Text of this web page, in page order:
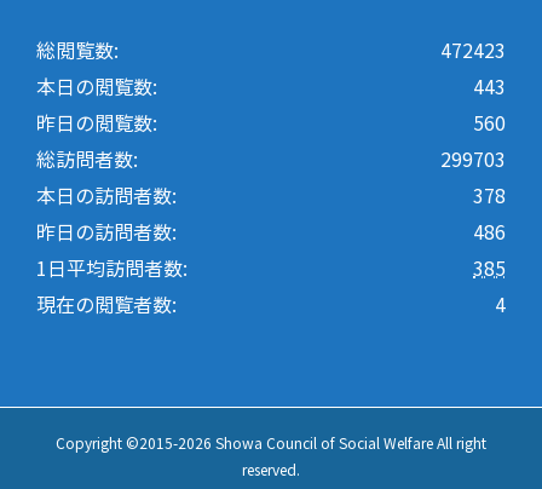
472423
総閲覧数:
443
本日の閲覧数:
560
昨日の閲覧数:
299703
総訪問者数:
378
本日の訪問者数:
486
昨日の訪問者数:
385
1日平均訪問者数:
4
現在の閲覧者数:
Copyright ©2015-2026 Showa Council of Social Welfare All right
reserved.